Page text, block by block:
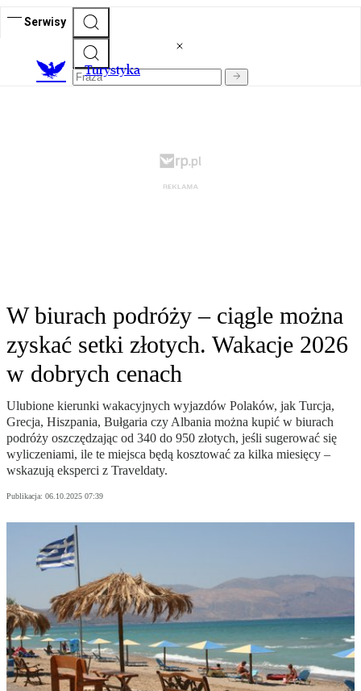
Serwisy
Turystyka
W biurach podróży – ciągle można
zyskać setki złotych. Wakacje 2026
w dobrych cenach
Ulubione kierunki wakacyjnych wyjazdów Polaków, jak Turcja,
Grecja, Hiszpania, Bułgaria czy Albania można kupić w biurach
podróży oszczędzając od 340 do 950 złotych, jeśli sugerować się
wyliczeniami, ile te miejsca będą kosztować za kilka miesięcy –
wskazują eksperci z Traveldaty.
Publikacja: 06.10.2025 07:39